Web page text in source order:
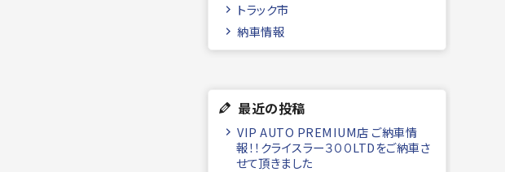
トラック市
納車情報
最近の投稿
VIP AUTO PREMIUM店 ご納車情
報！！クライスラー３００LTDをご納車さ
せて頂きました